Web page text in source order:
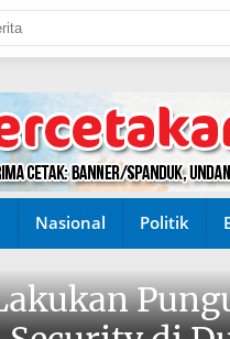
Nasional Politik